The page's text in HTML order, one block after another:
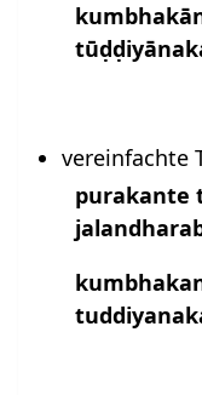
vereinfachte
purakante